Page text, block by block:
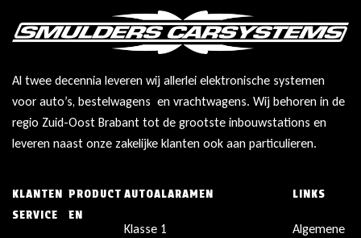
Al twee decennia leveren wij allerlei elektronische systemen
voor auto’s, bestelwagens en vrachtwagens. Wij behoren in de
regio Zuid-Oost Brabant tot de grootste inbouwstations en
leveren naast onze zakelijke klanten ook aan particulieren.
KLANTEN
SERVICE
PRODUCT
EN
AUTOALARAMEN
Klasse 1
LINKS
Algemene